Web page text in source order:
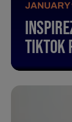
JANUARY
Tiktok